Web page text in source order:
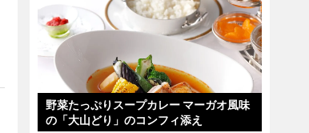
野菜たっぷりスープカレー マーガオ風味
の「大山どり」のコンフィ添え